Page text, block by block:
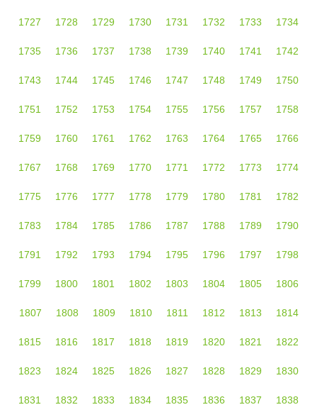
1727 1728 1729 1730 1731 1732 1733 1734
1735 1736 1737 1738 1739 1740 1741 1742
1743 1744 1745 1746 1747 1748 1749 1750
1751 1752 1753 1754 1755 1756 1757 1758
1759 1760 1761 1762 1763 1764 1765 1766
1767 1768 1769 1770 1771 1772 1773 1774
1775 1776 1777 1778 1779 1780 1781 1782
1783 1784 1785 1786 1787 1788 1789 1790
1791 1792 1793 1794 1795 1796 1797 1798
1799 1800 1801 1802 1803 1804 1805 1806
1807 1808 1809 1810 1811 1812 1813 1814
1815 1816 1817 1818 1819 1820 1821 1822
1823 1824 1825 1826 1827 1828 1829 1830
1831 1832 1833 1834 1835 1836 1837 1838